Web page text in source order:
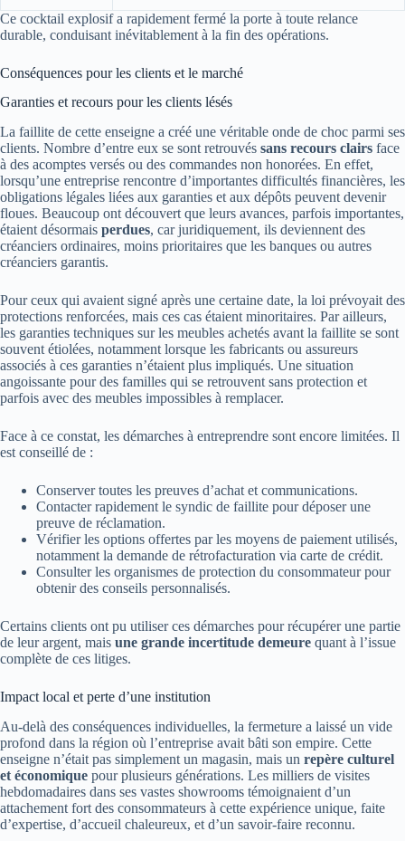
Ce cocktail explosif a rapidement fermé la porte à toute relance
durable, conduisant inévitablement à la fin des opérations.
Conséquences pour les clients et le marché
Garanties et recours pour les clients lésés
La faillite de cette enseigne a créé une véritable onde de choc parmi ses
clients. Nombre d’entre eux se sont retrouvés sans recours clairs face
à des acomptes versés ou des commandes non honorées. En effet,
lorsqu’une entreprise rencontre d’importantes difficultés financières, les
obligations légales liées aux garanties et aux dépôts peuvent devenir
floues. Beaucoup ont découvert que leurs avances, parfois importantes,
étaient désormais perdues, car juridiquement, ils deviennent des
créanciers ordinaires, moins prioritaires que les banques ou autres
créanciers garantis.
Pour ceux qui avaient signé après une certaine date, la loi prévoyait des
protections renforcées, mais ces cas étaient minoritaires. Par ailleurs,
les garanties techniques sur les meubles achetés avant la faillite se sont
souvent étiolées, notamment lorsque les fabricants ou assureurs
associés à ces garanties n’étaient plus impliqués. Une situation
angoissante pour des familles qui se retrouvent sans protection et
parfois avec des meubles impossibles à remplacer.
Face à ce constat, les démarches à entreprendre sont encore limitées. Il
est conseillé de :
Conserver toutes les preuves d’achat et communications.
Contacter rapidement le syndic de faillite pour déposer une
preuve de réclamation.
Vérifier les options offertes par les moyens de paiement utilisés,
notamment la demande de rétrofacturation via carte de crédit.
Consulter les organismes de protection du consommateur pour
obtenir des conseils personnalisés.
Certains clients ont pu utiliser ces démarches pour récupérer une partie
de leur argent, mais une grande incertitude demeure quant à l’issue
complète de ces litiges.
Impact local et perte d’une institution
Au-delà des conséquences individuelles, la fermeture a laissé un vide
profond dans la région où l’entreprise avait bâti son empire. Cette
enseigne n’était pas simplement un magasin, mais un repère culturel
et économique pour plusieurs générations. Les milliers de visites
hebdomadaires dans ses vastes showrooms témoignaient d’un
attachement fort des consommateurs à cette expérience unique, faite
d’expertise, d’accueil chaleureux, et d’un savoir-faire reconnu.